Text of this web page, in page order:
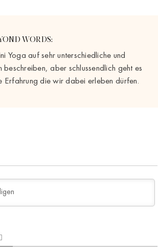
WORDS:
Yoga auf sehr unterschiedliche und
aber schlussendlich geht es
Erfahrung die wir dabei erleben dürfen.